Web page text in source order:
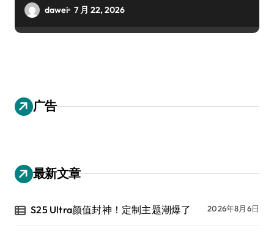
dawei 7 月 22, 2026
广告
最新文章
S25 Ultra颜值封神！定制主题潮爆了 2026年8月6日